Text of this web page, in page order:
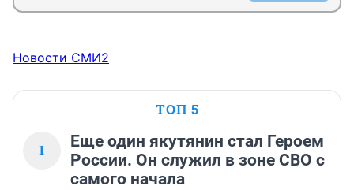
Новости СМИ2
ТОП 5
1
Еще один якутянин стал Героем
России. Он служил в зоне СВО с
самого начала